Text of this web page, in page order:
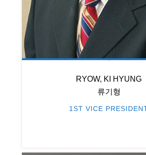
RYOW, KI HYUNG
류기형
1ST VICE